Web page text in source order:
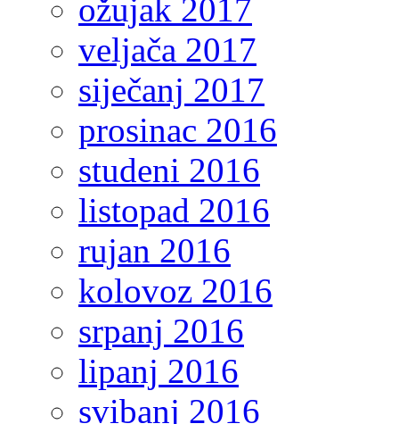
ožujak 2017
veljača 2017
siječanj 2017
prosinac 2016
studeni 2016
listopad 2016
rujan 2016
kolovoz 2016
srpanj 2016
lipanj 2016
svibanj 2016